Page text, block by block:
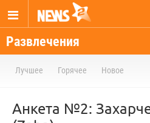
Развлечения
Лучшее Горячее Новое
Анкета №2: